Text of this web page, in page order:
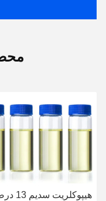
هیپوکلریت